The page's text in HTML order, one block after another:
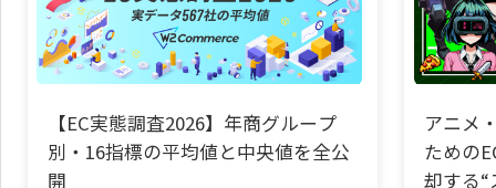
【EC実態調査2026】年商グループ
別・16指標の平均値と中央値を全公
開
アニメ
ための
却する